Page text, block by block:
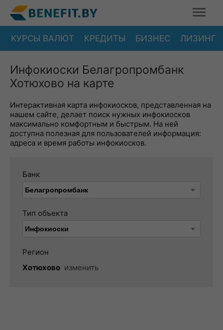
КУРСЫ ВАЛЮТ КРЕДИТЫ БИЗНЕС ЛИЗИНГ
Инфокиоски Белагропромбанк
Хотюхово на карте
Интерактивная карта инфокиосков, представленная на
нашем сайте, делает поиск нужных инфокиосков
максимально комфортным и быстрым. На ней
доступна полезная для пользователей информация:
адреса и время работы инфокиосков.
Банк
Тип объекта
Регион
Хотюхово изменить